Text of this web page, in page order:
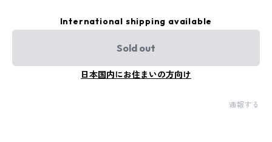
International shipping available
Sold out
日本国内にお住まいの方向け
通報する